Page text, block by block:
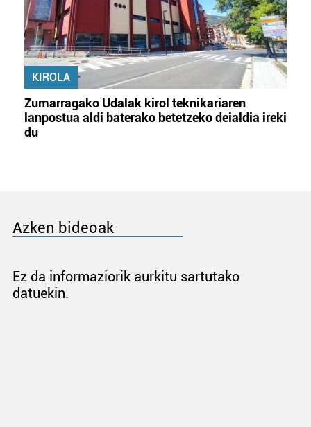
KIROLA
Zumarragako Udalak kirol teknikariaren
lanpostua aldi baterako betetzeko deialdia ireki
du
Azken bideoak
Ez da informaziorik aurkitu sartutako
datuekin.